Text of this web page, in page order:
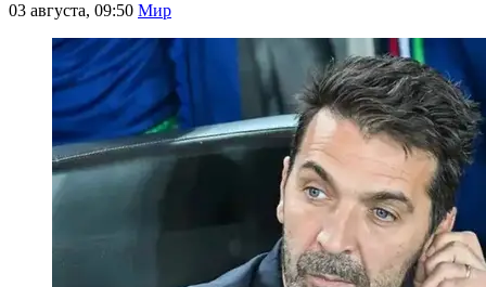
03 августа, 09:50 Мир